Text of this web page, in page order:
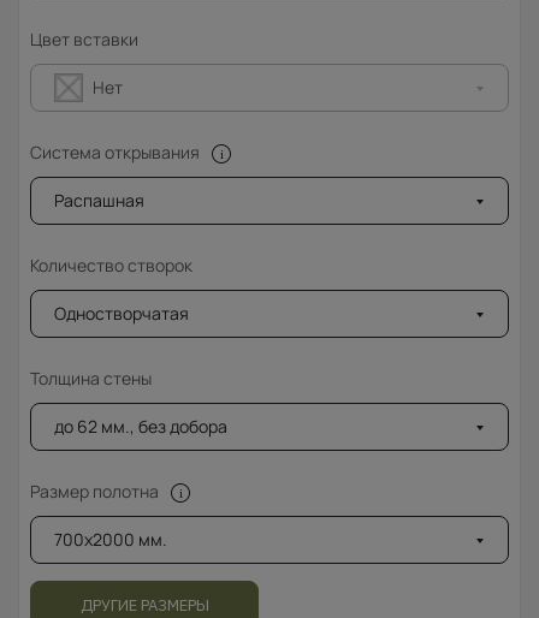
Цвет вставки
Нет
Система открывания
Распашная
Количество створок
Одностворчатая
Толщина стены
до 62 мм., без добора
Размер полотна
700x2000 мм.
ДРУГИЕ РАЗМЕРЫ